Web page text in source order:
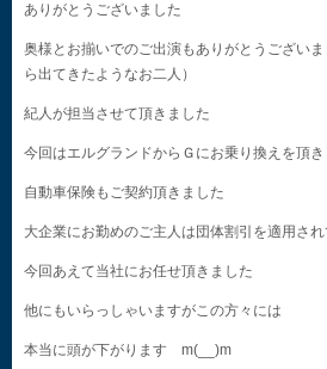
ありがとうございました
奥様とお揃いでのご出演もありがとうござい
ら出てきたようなお二人）
紀人が担当させて頂きました
今回はエルグランドからＧにお乗り換えを頂き
自動車保険もご契約頂きました
大企業にお勤めのご主人は団体割引を適用さ
今回あえて当社にお任せ頂きました
他にもいらっしゃいますがこの方々には
本当に頭が下がります m(__)m